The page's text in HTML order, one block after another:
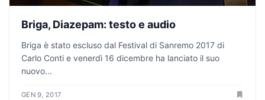
Briga, Diazepam: testo e audio
Briga è stato escluso dal Festival di Sanremo 2017 di
Carlo Conti e venerdì 16 dicembre ha lanciato il suo
nuovo...
GEN 9, 2017